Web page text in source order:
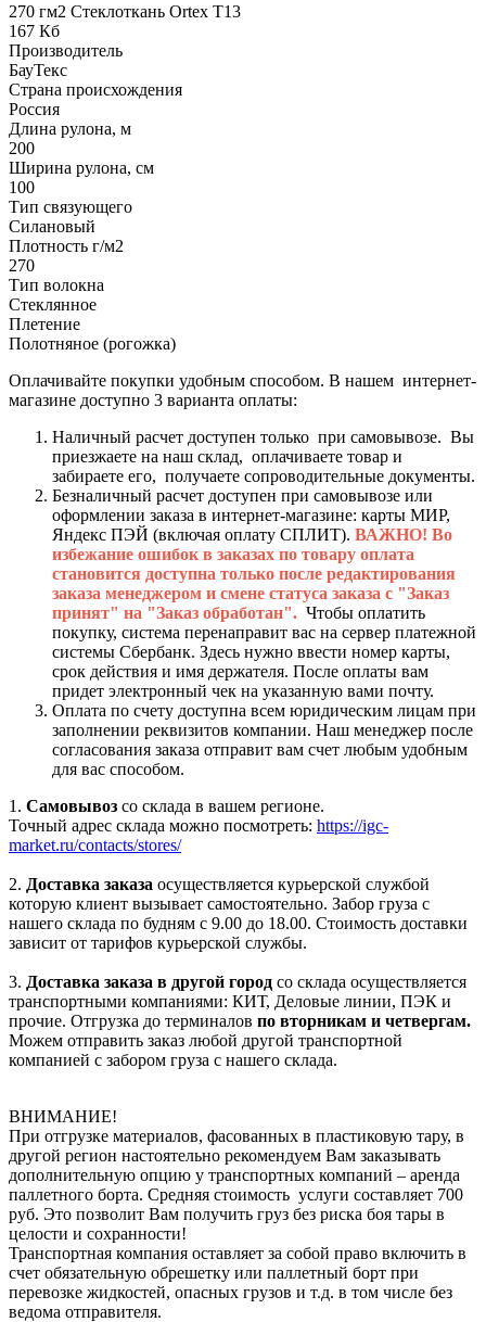
270 гм2 Стеклоткань Ortex Т13
167 Кб
Производитель
БауТекс
Страна происхождения
Россия
Длина рулона, м
200
Ширина рулона, см
100
Тип связующего
Силановый
Плотность г/м2
270
Тип волокна
Стеклянное
Плетение
Полотняное (рогожка)
Оплачивайте покупки удобным способом. В нашем интернет-
магазине доступно 3 варианта оплаты:
Наличный расчет доступен только при самовывозе. Вы
приезжаете на наш склад, оплачиваете товар и
забираете его, получаете сопроводительные документы.
Безналичный расчет доступен при самовывозе или
оформлении заказа в интернет-магазине: карты МИР,
Яндекс ПЭЙ (включая оплату СПЛИТ). ВАЖНО! Во
избежание ошибок в заказах по товару оплата
становится доступна только после редактирования
заказа менеджером и смене статуса заказа с "Заказ
принят" на "Заказ обработан". Чтобы оплатить
покупку, система перенаправит вас на сервер платежной
системы Сбербанк. Здесь нужно ввести номер карты,
срок действия и имя держателя. После оплаты вам
придет электронный чек на указанную вами почту.
Оплата по счету доступна всем юридическим лицам при
заполнении реквизитов компании. Наш менеджер после
согласования заказа отправит вам счет любым удобным
для вас способом.
1. Самовывоз со склада в вашем регионе.
Точный адрес склада можно посмотреть: https://igc-
market.ru/contacts/stores/
2. Доставка заказа осуществляется курьерской службой
которую клиент вызывает самостоятельно. Забор груза с
нашего склада по будням с 9.00 до 18.00. Стоимость доставки
зависит от тарифов курьерской службы.
3. Доставка заказа в другой город со склада осуществляется
транспортными компаниями: КИТ, Деловые линии, ПЭК и
прочие. Отгрузка до терминалов по вторникам и четвергам.
Можем отправить заказ любой другой транспортной
компанией с забором груза с нашего склада.
ВНИМАНИЕ!
При отгрузке материалов, фасованных в пластиковую тару, в
другой регион настоятельно рекомендуем Вам заказывать
дополнительную опцию у транспортных компаний – аренда
паллетного борта. Средняя стоимость услуги составляет 700
руб. Это позволит Вам получить груз без риска боя тары в
целости и сохранности!
Транспортная компания оставляет за собой право включить в
счет обязательную обрешетку или паллетный борт при
перевозке жидкостей, опасных грузов и т.д. в том числе без
ведома отправителя.